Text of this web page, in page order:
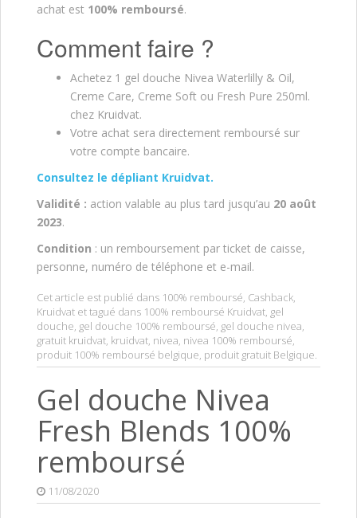
achat est 100% remboursé.
Comment faire ?
Achetez 1 gel douche Nivea Waterlilly & Oil,
Creme Care, Creme Soft ou Fresh Pure 250ml.
chez Kruidvat.
Votre achat sera directement remboursé sur
votre compte bancaire.
Consultez le dépliant Kruidvat.
Validité : action valable au plus tard jusqu’au 20 août
2023.
Condition : un remboursement par ticket de caisse,
personne, numéro de téléphone et e-mail.
Cet article est publié dans 100% remboursé, Cashback,
Kruidvat et tagué dans 100% remboursé Kruidvat, gel
douche, gel douche 100% remboursé, gel douche nivea,
gratuit kruidvat, kruidvat, nivea, nivea 100% remboursé,
produit 100% remboursé belgique, produit gratuit Belgique.
Gel douche Nivea
Fresh Blends 100%
remboursé
11/08/2020